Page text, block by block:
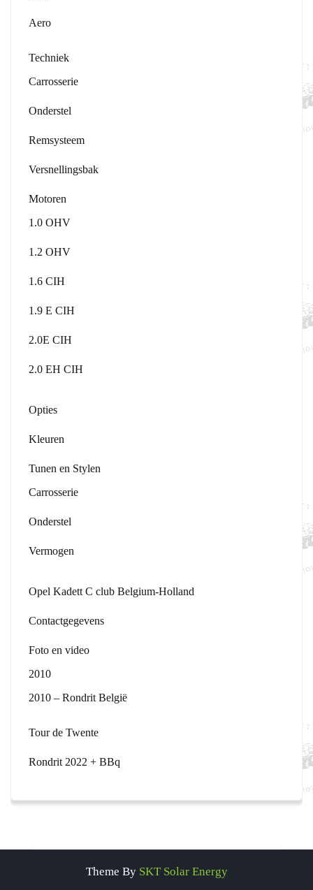
Aero
Techniek
Carrosserie
Onderstel
Remsysteem
Versnellingsbak
Motoren
1.0 OHV
1.2 OHV
1.6 CIH
1.9 E CIH
2.0E CIH
2.0 EH CIH
Opties
Kleuren
Tunen en Stylen
Carrosserie
Onderstel
Vermogen
Opel Kadett C club Belgium-Holland
Contactgegevens
Foto en video
2010
2010 – Rondrit België
Tour de Twente
Rondrit 2022 + BBq
Theme By SKT Solar Energy